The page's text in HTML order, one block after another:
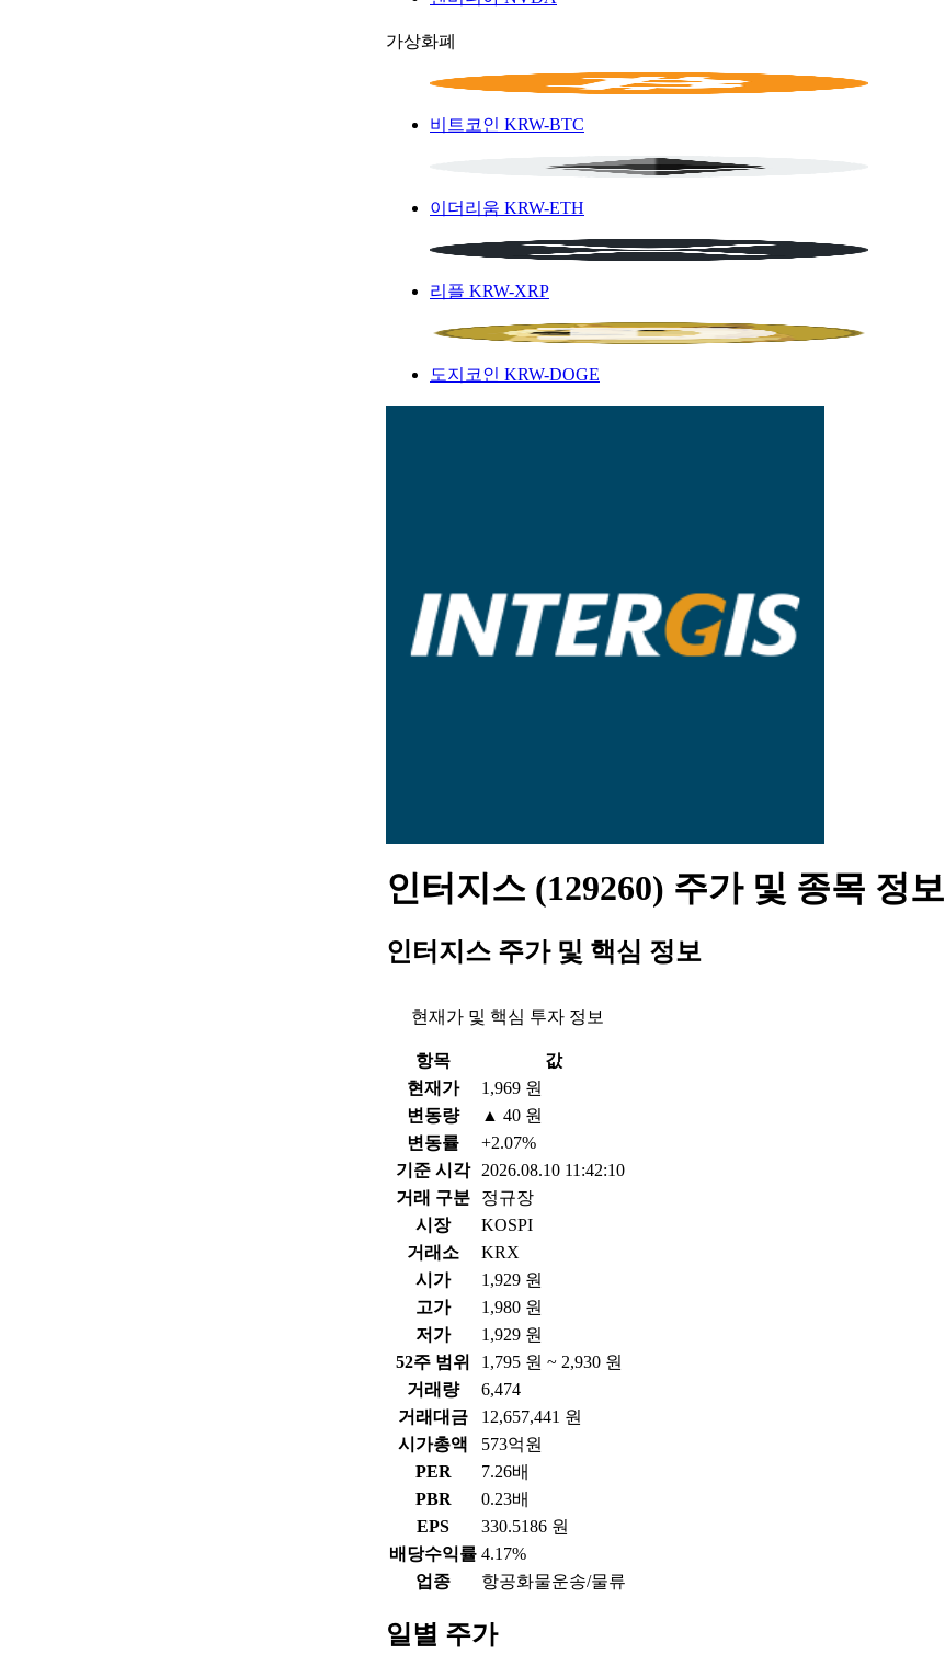
가상화폐
비트코인 KRW-BTC
이더리움 KRW-ETH
리플 KRW-XRP
도지코인 KRW-DOGE
인터지스 (129260) 주가 및 종목 정보
인터지스 주가 및 핵심 정보
현재가 및 핵심 투자 정보
항목
값
현재가
1,969 원
변동량
▲ 40 원
변동률
+2.07%
기준 시각
2026.08.10 11:42:10
거래 구분
정규장
시장
KOSPI
거래소
KRX
시가
1,929 원
고가
1,980 원
저가
1,929 원
52주 범위
1,795 원 ~ 2,930 원
거래량
6,474
거래대금
12,657,441 원
시가총액
573억원
PER
7.26배
PBR
0.23배
EPS
330.5186 원
배당수익률 4.17%
업종
항공화물운송/물류
일별 주가